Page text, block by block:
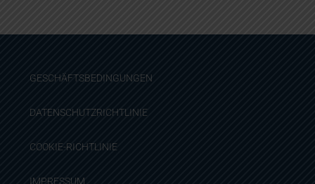
GESCHÄFTSBEDINGUNGEN
DATENSCHUTZRICHTLINIE
COOKIE-RICHTLINIE
IMPRESSUM